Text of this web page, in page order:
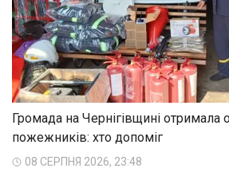
Громада на Чернігівщині отримала
пожежників: хто допоміг
08 СЕРПНЯ 2026, 23:48